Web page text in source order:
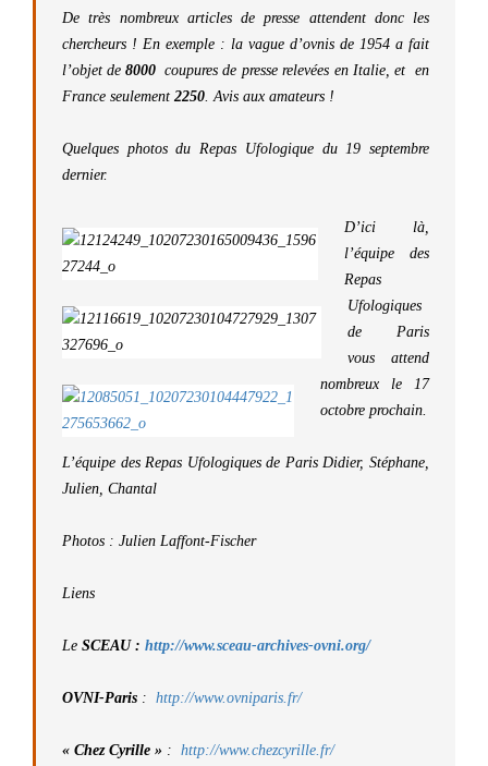
De très nombreux articles de presse attendent donc les
chercheurs ! En exemple : la vague d’ovnis de 1954 a fait
l’objet de 8000 coupures de presse relevées en Italie, et en
France seulement 2250. Avis aux amateurs !
Quelques photos du Repas Ufologique du 19 septembre
dernier.
D’ici là,
l’équipe des
Repas
Ufologiques
de Paris
vous attend
nombreux le 17
octobre prochain.
L’équipe des Repas Ufologiques de Paris Didier, Stéphane,
Julien, Chantal
Photos : Julien Laffont-Fischer
Liens
Le SCEAU : http://www.sceau-archives-ovni.org/
OVNI-Paris : http://www.ovniparis.fr/
« Chez Cyrille » : http://www.chezcyrille.fr/